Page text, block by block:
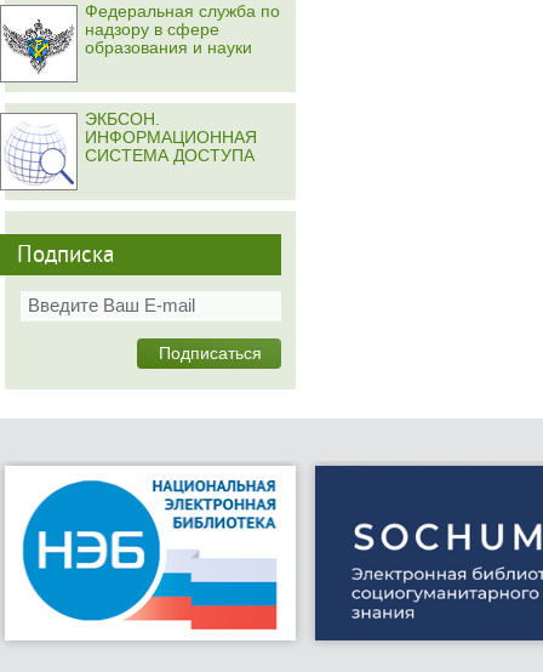
Федеральная служба по
надзору в сфере
образования и науки
ЭКБСОН.
ИНФОРМАЦИОННАЯ
СИСТЕМА ДОСТУПА
Подписка